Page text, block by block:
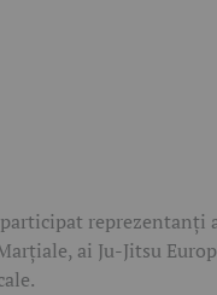
reprezentanți
ai Ju-Jitsu